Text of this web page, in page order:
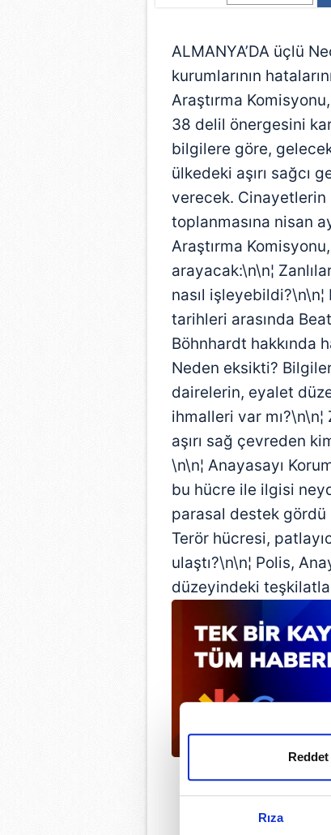
Rıza
Reddet
ALMANYA’DA üçlü
kurumlarının
Araştırma
38 delil önergesini
bilgilere göre,
ülkedeki aşırı sağcı
verecek. Cinayetlerin
toplanmasına nisan
Araştırma
arayacak:\n\n¦
nasıl işleyebildi?\n\n¦
tarihleri arasında
Böhnhardt hakkında
Neden eksikti?
dairelerin, eyalet
ihmalleri var
aşırı sağ çevreden
\n\n¦ Anayasayı
bu hücre ile ilgisi
parasal destek
Terör hücresi,
ulaştı?\n\n¦ Polis,
düzeyindeki